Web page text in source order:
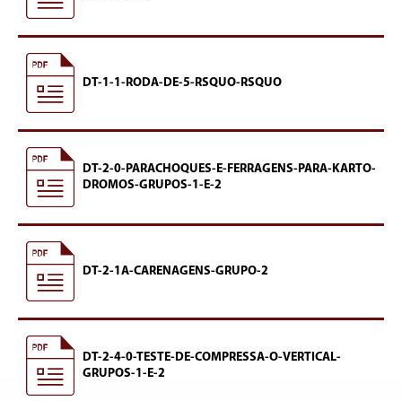
DT-1-1-RODA-DE-5-RSQUO-RSQUO
DT-2-0-PARACHOQUES-E-FERRAGENS-PARA-KARTO-
DROMOS-GRUPOS-1-E-2
DT-2-1A-CARENAGENS-GRUPO-2
DT-2-4-0-TESTE-DE-COMPRESSA-O-VERTICAL-
GRUPOS-1-E-2